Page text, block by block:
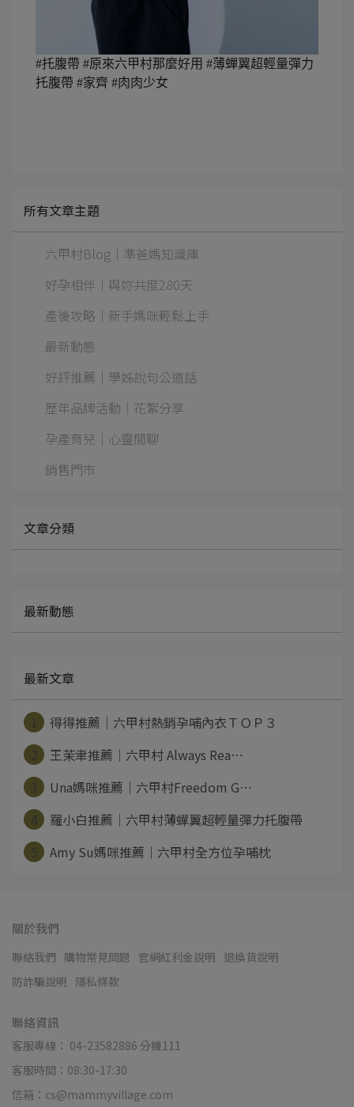
#托腹帶 #原來六甲村那麼好用 #薄蟬翼超輕量彈力
托腹帶 #家齊 #肉肉少女
所有文章主題
六甲村Blog｜準爸媽知識庫
好孕相伴｜與妳共度280天
產後攻略｜新手媽咪輕鬆上手
最新動態
好評推薦｜學姊說句公道話
歷年品牌活動｜花絮分享
孕產育兒｜心靈閒聊
銷售門市
文章分類
最新動態
最新文章
得得推薦｜六甲村熱銷孕哺內衣ＴＯＰ３
王茉聿推薦｜六甲村 Always Rea⋯
Una媽咪推薦｜六甲村Freedom G⋯
羅小白推薦｜六甲村薄蟬翼超輕量彈力托腹帶
Amy Su媽咪推薦｜六甲村全方位孕哺枕
關於我們
聯絡我們 購物常見問題 官網紅利金說明 退換貨說明
防詐騙說明 隱私條款
聯絡資訊
客服專線： 04-23582886 分機111
客服時間：08:30-17:30
信箱：cs@mammyvillage.com